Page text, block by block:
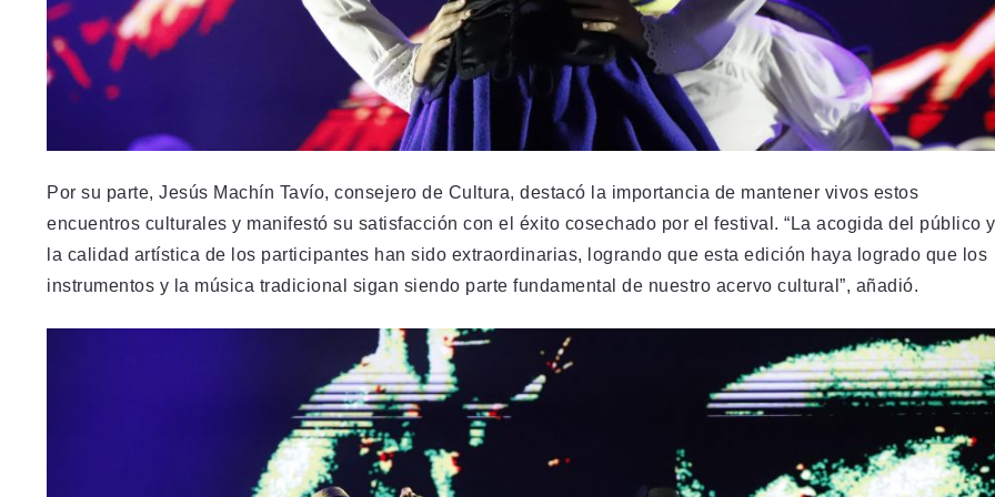
Por su parte, Jesús Machín Tavío, consejero de Cultura, destacó la importancia de mantener vivos estos
encuentros culturales y manifestó su satisfacción con el éxito cosechado por el festival. “La acogida del público y
la calidad artística de los participantes han sido extraordinarias, logrando que esta edición haya logrado que los
instrumentos y la música tradicional sigan siendo parte fundamental de nuestro acervo cultural”, añadió.